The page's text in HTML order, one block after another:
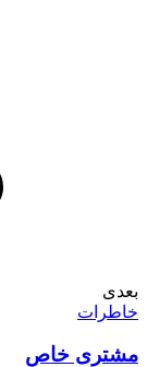
بعدی
خاطرات
مشتری خاص